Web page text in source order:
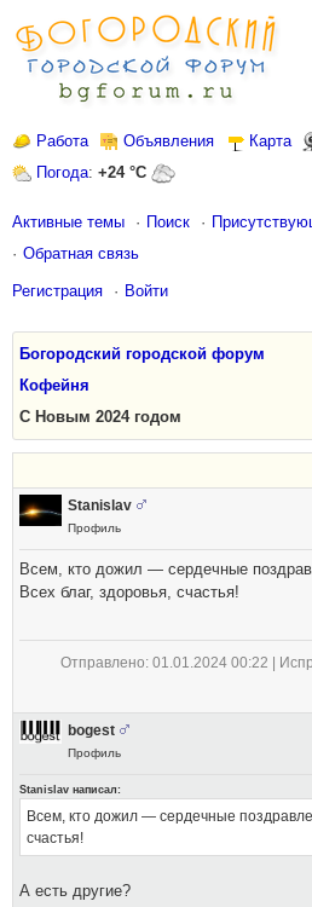
Работа Объявления Карта
Погода: +24 °C
Активные темы Поиск
Обратная связь
Регистрация Войти
Богородский городской форум
Кофейня
С Новым 2024 годом
Stanislav
Профиль
Всем, кто дожил — сердечные
Всех благ, здоровья, счастья!
Отправлено: 01.01.2024 00:22 |
bogest
Профиль
Stanislav написал:
Всем, кто дожил — сердечные
счастья!
А есть другие?